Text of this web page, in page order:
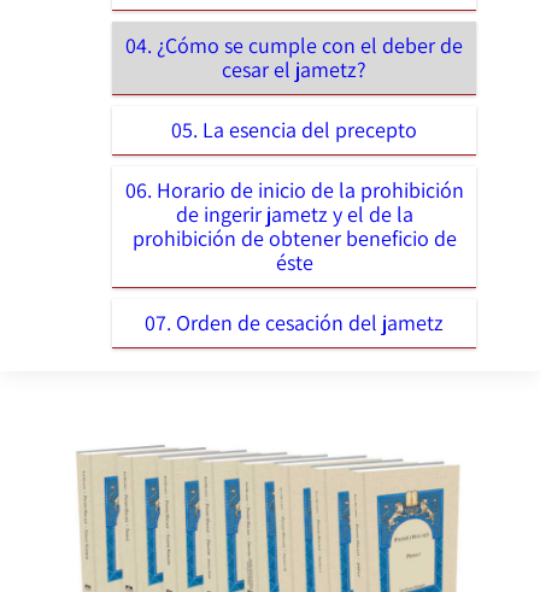
04. ¿Cómo se cumple con el deber de
cesar el jametz?
05. La esencia del precepto
06. Horario de inicio de la prohibición
de ingerir jametz y el de la
prohibición de obtener beneficio de
éste
07. Orden de cesación del jametz